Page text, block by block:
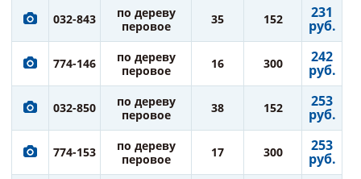
032-843
по дереву
перовое
35 152 231
руб.
774-146
по дереву
перовое
16 300 242
руб.
032-850
по дереву
перовое
38 152 253
руб.
774-153
по дереву
перовое
17 300 253
руб.